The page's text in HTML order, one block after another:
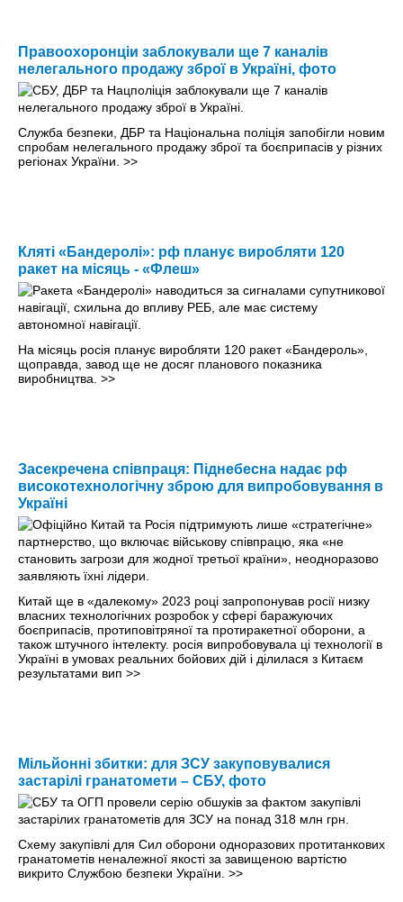
Правоохоронціи заблокували ще 7 каналів
нелегального продажу зброї в Україні, фото
Служба безпеки, ДБР та Національна поліція запобігли новим
спробам нелегального продажу зброї та боєприпасів у різних
регіонах України. >>
Кляті «Бандеролі»: рф планує виробляти 120
ракет на місяць - «Флеш»
На місяць росія планує виробляти 120 ракет «Бандероль»,
щоправда, завод ще не досяг планового показника
виробництва. >>
Засекречена співпраця: Піднебесна надає рф
високотехнологічну зброю для випробовування в
Україні
Китай ще в «далекому» 2023 році запропонував росії низку
власних технологічних розробок у сфері баражуючих
боєприпасів, протиповітряної та протиракетної оборони, а
також штучного інтелекту. росія випробовувала ці технології в
Україні в умовах реальних бойових дій і ділилася з Китаєм
результатами вип >>
Мільйонні збитки: для ЗСУ закуповувалися
застарілі гранатомети – СБУ, фото
Схему закупівлі для Сил оборони одноразових протитанкових
гранатометів неналежної якості за завищеною вартістю
викрито Службою безпеки України. >>